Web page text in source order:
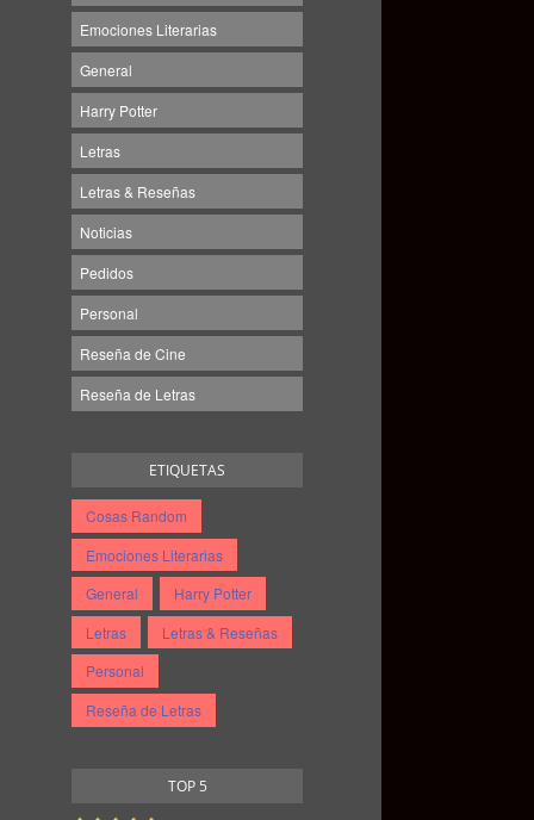
Emociones Literarias
General
Harry Potter
Letras
Letras & Reseñas
Noticias
Pedidos
Personal
Reseña de Cine
Reseña de Letras
ETIQUETAS
Cosas Random
Emociones Literarias
General
Harry Potter
Letras
Letras & Reseñas
Personal
Reseña de Letras
TOP 5